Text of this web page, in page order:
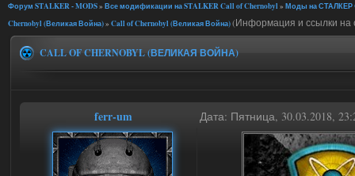
Форум STALKER - MODS» Все модификации на STALKER Call of Chernobyl » Моды на СТАЛКЕР
Chernobyl (Великая Война)» Call of Chernobyl (Великая Война)(Информация и ссылки на
CALL OF CHERNOBYL (ВЕЛИКАЯ ВОЙНА)
ferr-um Дата: Пятница, 30.03.2018,